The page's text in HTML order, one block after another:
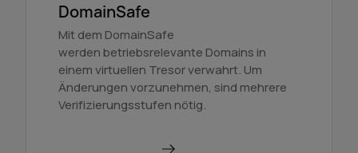
DomainSafe
Mit dem DomainSafe
werden betriebsrelevante Domains in
einem virtuellen Tresor verwahrt. Um
Änderungen vorzunehmen, sind mehrere
Verifizierungsstufen nötig.